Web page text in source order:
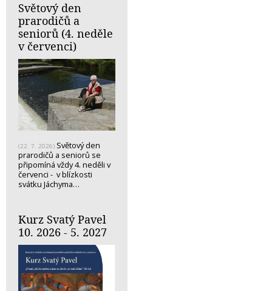
Světový den
prarodičů a
seniorů (4. neděle
v červenci)
(22. 7. 2026) Světový den
prarodičů a seniorů se
připomíná vždy 4. neděli v
červenci - v blízkosti
svátku Jáchyma…
Kurz Svatý Pavel
10. 2026 - 5. 2027